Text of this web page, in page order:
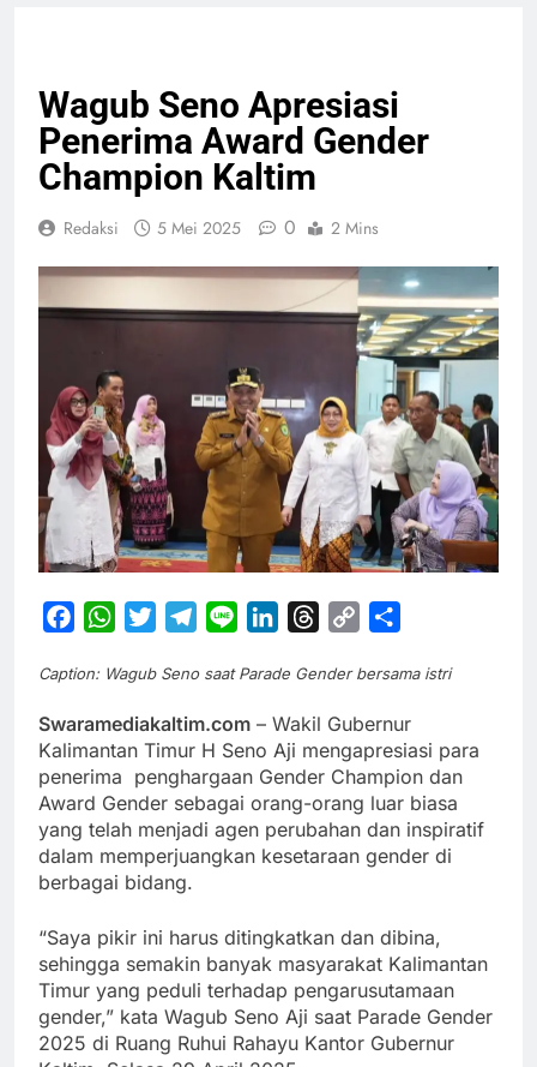
Wagub Seno Apresiasi
Penerima Award Gender
Champion Kaltim
Redaksi 5 Mei 2025 0 2 Mins
FacebookWhatsApp
TwitterTelegram
Line LinkedInThreads
Copy
Caption: Wagub Seno saat Parade Gender bersama istri
Swaramediakaltim.com – Wakil Gubernur
Kalimantan Timur H Seno Aji mengapresiasi para
penerima penghargaan Gender Champion dan
Award Gender sebagai orang-orang luar biasa
yang telah menjadi agen perubahan dan inspiratif
dalam memperjuangkan kesetaraan gender di
berbagai bidang.
“Saya pikir ini harus ditingkatkan dan dibina,
sehingga semakin banyak masyarakat Kalimantan
Timur yang peduli terhadap pengarusutamaan
gender,” kata Wagub Seno Aji saat Parade Gender
2025 di Ruang Ruhui Rahayu Kantor Gubernur